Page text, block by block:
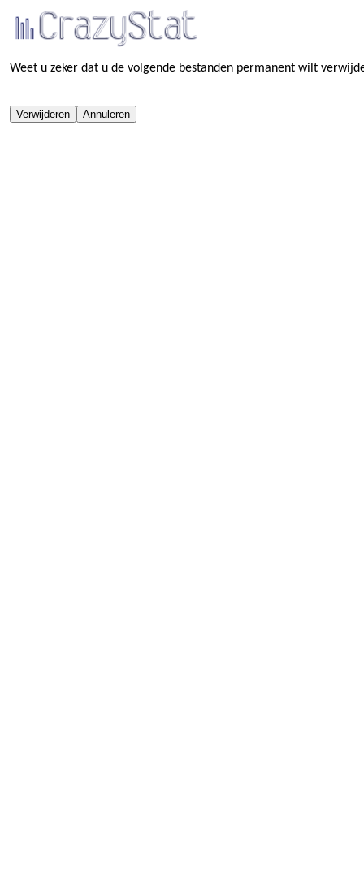
Weet u zeker dat u de volgende bestanden permanent wilt